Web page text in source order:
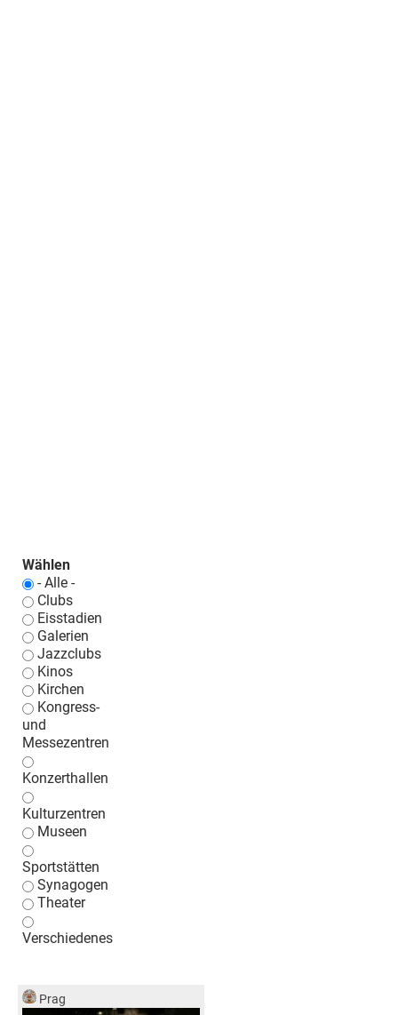
Wählen
- Alle -
Clubs
Eisstadien
Galerien
Jazzclubs
Kinos
Kirchen
Kongress-
und
Messezentren
Konzerthallen
Kulturzentren
Museen
Sportstätten
Synagogen
Theater
Verschiedenes
Prag